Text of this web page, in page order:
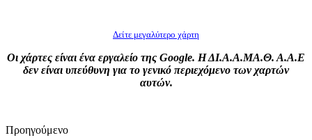
Δείτε μεγαλύτερο χάρτη
Οι χάρτες είναι ένα εργαλείο της Google. Η ΔΙ.Α.Α.ΜΑ.Θ. Α.Α.Ε
δεν είναι υπεύθυνη για το γενικό περιεχόμενο των χαρτών
αυτών.
Προηγούμενο